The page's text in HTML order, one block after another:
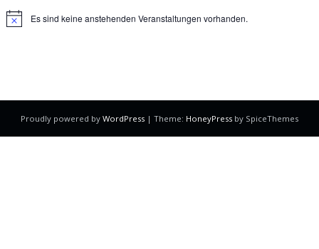
Notice Es sind keine anstehenden Veranstaltungen vorhanden.
Proudly powered by WordPress | Theme: HoneyPress by SpiceThemes